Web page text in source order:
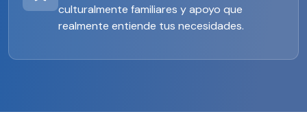
culturalmente familiares y apoyo que
realmente entiende tus necesidades.